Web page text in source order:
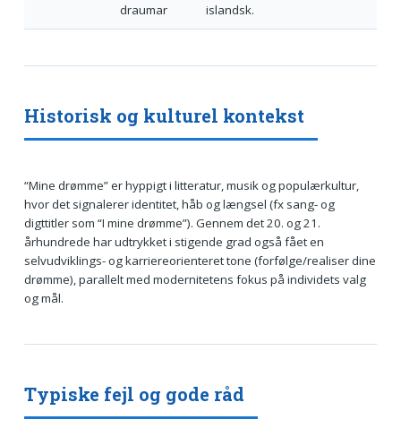
draumar
islandsk.
Historisk og kulturel kontekst
“Mine drømme” er hyppigt i litteratur, musik og populærkultur,
hvor det signalerer identitet, håb og længsel (fx sang- og
digttitler som “I mine drømme”). Gennem det 20. og 21.
århundrede har udtrykket i stigende grad også fået en
selvudviklings- og karriereorienteret tone (forfølge/realiser dine
drømme), parallelt med modernitetens fokus på individets valg
og mål.
Typiske fejl og gode råd